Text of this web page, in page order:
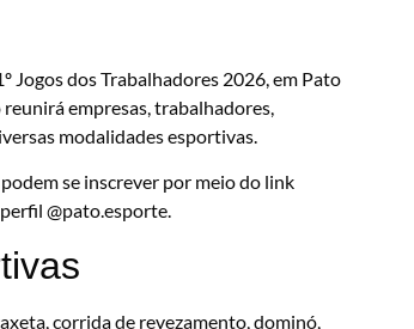
Jogos dos Trabalhadores 2026, em Pato
empresas, trabalhadores,
modalidades esportivas.
se inscrever por meio do link
@pato.esporte.
corrida de revezamento, dominó,